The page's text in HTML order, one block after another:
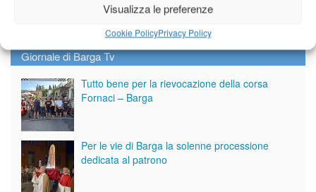
Visualizza le preferenze
Cookie PolicyPrivacy Policy
Giornale di Barga Tv
Tutto bene per la rievocazione della corsa
Fornaci – Barga
Per le vie di Barga la solenne processione
dedicata al patrono